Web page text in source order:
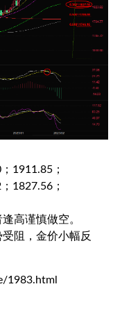
1911.85；
1827.56；
高谨慎做空。
阻，金价小幅反
1983.html